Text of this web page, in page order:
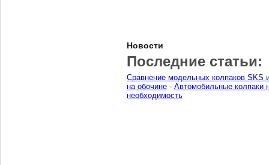
Новости
Последние статьи:
Сравнение модельных колпаков SKS
на обочине - Автомобильные колпаки
необходимость